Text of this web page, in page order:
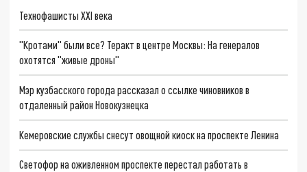
Технофашисты XXI века
"Кротами" были все? Теракт в центре Москвы: На генералов
охотятся "живые дроны"
Мэр кузбасского города рассказал о ссылке чиновников в
отдаленный район Новокузнецка
Кемеровские службы снесут овощной киоск на проспекте Ленина
Светофор на оживленном проспекте перестал работать в